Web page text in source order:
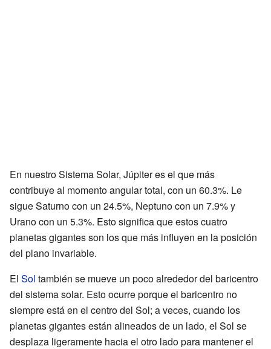
En nuestro Sistema Solar, Júpiter es el que más
contribuye al momento angular total, con un 60.3%. Le
sigue Saturno con un 24.5%, Neptuno con un 7.9% y
Urano con un 5.3%. Esto significa que estos cuatro
planetas gigantes son los que más influyen en la posición
del plano invariable.
El Sol también se mueve un poco alrededor del baricentro
del sistema solar. Esto ocurre porque el baricentro no
siempre está en el centro del Sol; a veces, cuando los
planetas gigantes están alineados de un lado, el Sol se
desplaza ligeramente hacia el otro lado para mantener el